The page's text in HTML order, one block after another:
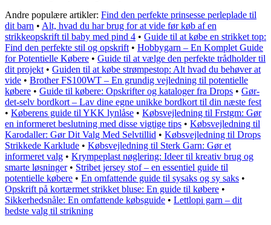
Andre populære artikler: Find den perfekte prinsesse perleplade til
dit barn • Alt, hvad du har brug for at vide før køb af en
strikkeopskrift til baby med pind 4 • Guide til at købe en strikket top:
Find den perfekte stil og opskrift • Hobbygarn – En Komplet Guide
for Potentielle Købere • Guide til at vælge den perfekte trådholder til
dit projekt • Guiden til at købe strømpestop: Alt hvad du behøver at
vide • Brother FS100WT – En grundig vejledning til potentielle
købere • Guide til købere: Opskrifter og kataloger fra Drops • Gør-
det-selv bordkort – Lav dine egne unikke bordkort til din næste fest
• Køberens guide til YKK lynlåse • Købsvejledning til Frstgm: Gør
en informeret beslutning med disse vigtige tips • Købsvejledning til
Karodaller: Gør Dit Valg Med Selvtillid • Købsvejledning til Drops
Strikkede Karklude • Købsvejledning til Sterk Garn: Gør et
informeret valg • Krympeplast nøglering: Ideer til kreativ brug og
smarte løsninger• Stribet jersey stof – en essentiel guide til
potentielle købere • En omfattende guide til sysaks og sy saks •
Opskrift på kortærmet strikket bluse: En guide til købere •
Sikkerhedsnåle: En omfattende købsguide • Lettlopi garn – dit
bedste valg til strikning